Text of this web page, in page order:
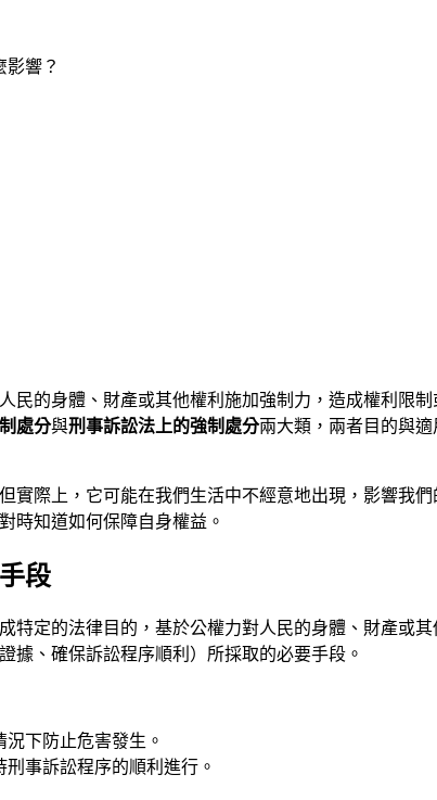
影響？
民的身體、財產或其他權利施加強制力，造成權利限
處分與刑事訴訟法上的強制處分兩大類，兩者目的與
際上，它可能在我們生活中不經意地出現，影響我
時知道如何保障自身權益。
段
特定的法律目的，基於公權力對人民的身體、財產或
據、確保訴訟程序順利）所採取的必要手段。
下防止危害發生。
事訴訟程序的順利進行。